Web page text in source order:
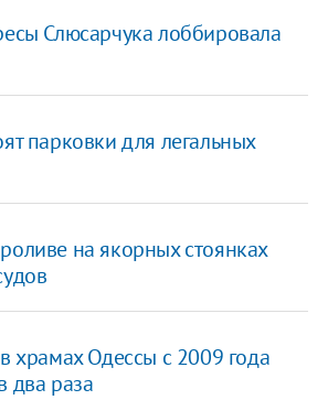
Слюсарчука лоббировала
парковки для легальных
на якорных стоянках
храмах Одессы с 2009 года
два раза